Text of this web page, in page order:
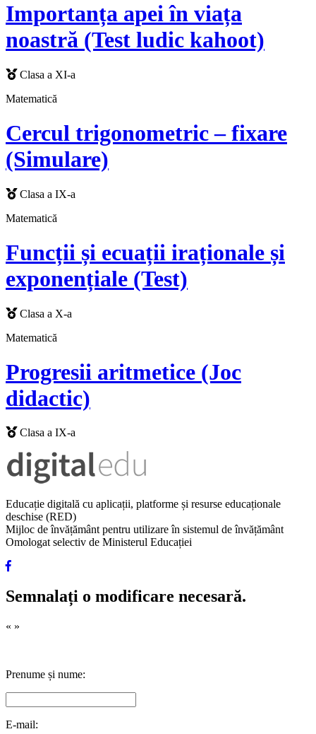
Importanța apei în viața
noastră (Test ludic kahoot)
Clasa a XI-a
Matematică
Cercul trigonometric – fixare
(Simulare)
Clasa a IX-a
Matematică
Funcții și ecuații iraționale și
exponențiale (Test)
Clasa a X-a
Matematică
Progresii aritmetice (Joc
didactic)
Clasa a IX-a
Educație digitală cu aplicații, platforme și resurse educaționale
deschise (RED)
Mijloc de învățământ pentru utilizare în sistemul de învățământ
Omologat selectiv de Ministerul Educației
Semnalați o modificare necesară.
« »
Prenume și nume:
E-mail: